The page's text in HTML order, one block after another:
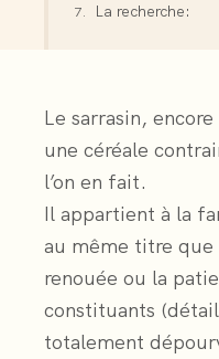
La recherche:
Le sarrasin,
une céréale
l’on en fait.
Il appartient à la
au même titre que
renouée ou la
constituants
totalement